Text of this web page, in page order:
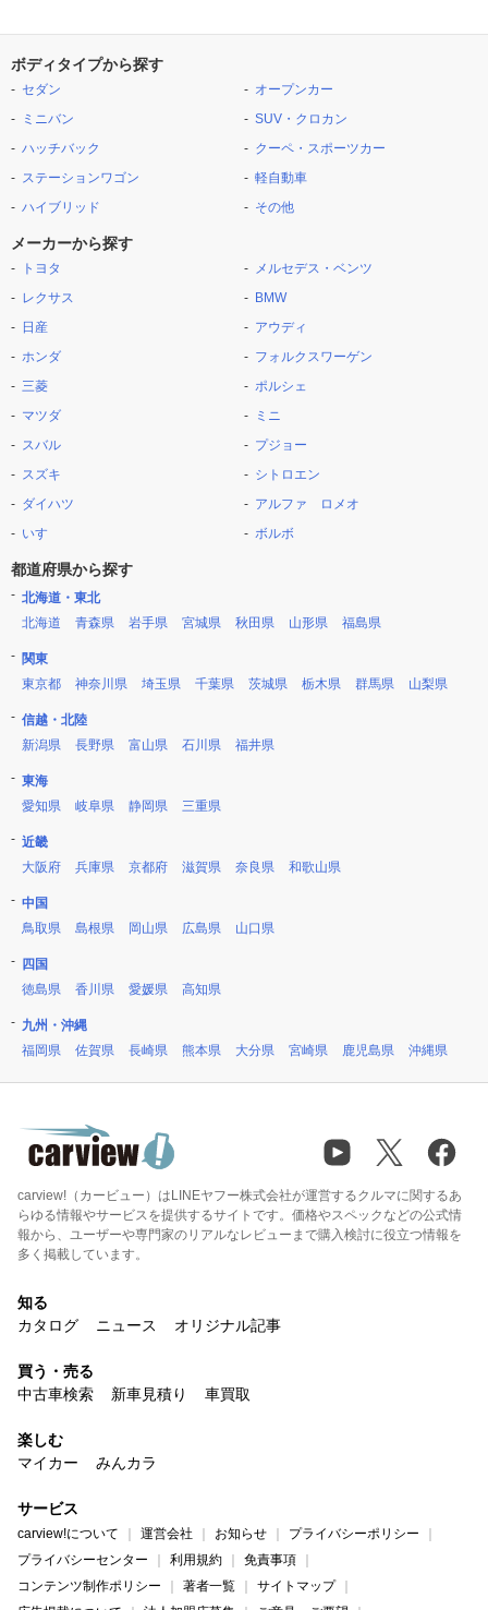
ボディタイプから探す
セダン
ミニバン
ハッチバック
ステーションワゴン
ハイブリッド
オープンカー
SUV・クロカン
クーペ・スポーツカー
軽自動車
その他
メーカーから探す
トヨタ
レクサス
日産
ホンダ
三菱
マツダ
スバル
スズキ
ダイハツ
いすゞ
メルセデス・ベンツ
BMW
アウディ
フォルクスワーゲン
ポルシェ
ミニ
プジョー
シトロエン
アルファ ロメオ
ボルボ
都道府県から探す
北海道・東北
北海道
青森県 岩手県 宮城県 秋田県 山形県 福島県
関東
東京都
神奈川県 埼玉県 千葉県 茨城県 栃木県 群馬県 山梨県
信越・北陸
新潟県
長野県 富山県 石川県 福井県
東海
愛知県
岐阜県 静岡県 三重県
近畿
大阪府
兵庫県 京都府 滋賀県 奈良県 和歌山県
中国
鳥取県
島根県 岡山県 広島県 山口県
四国
徳島県
香川県 愛媛県 高知県
九州・沖縄
福岡県
佐賀県 長崎県 熊本県 大分県 宮崎県 鹿児島県 沖縄県
carview!（カービュー）はLINEヤフー株式会社が運営するクルマに関するあ
らゆる情報やサービスを提供するサイトです。価格やスペックなどの公式情
報から、ユーザーや専門家のリアルなレビューまで購入検討に役立つ情報を
多く掲載しています。
知る
カタログ
ニュース オリジナル記事
買う・売る
中古車検索
新車見積り 車買取
楽しむ
マイカー
みんカラ
サービス
carview!について 運営会社 お知らせ
プライバシーポリシー
プライバシーセンター
利用規約
免責事項
コンテンツ制作ポリシー
著者一覧
サイトマップ